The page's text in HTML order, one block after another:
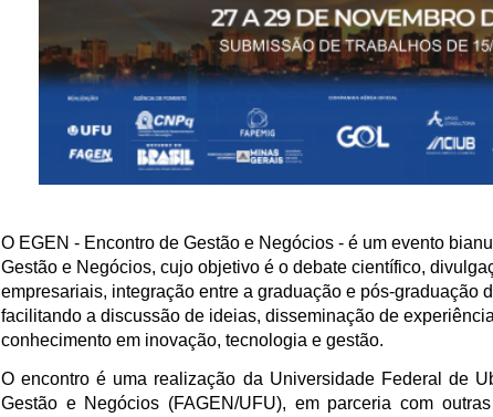
O EGEN - Encontro de Gestão e Negócios - é um evento
Gestão e Negócios, cujo objetivo é o debate científico,
empresariais, integração entre a graduação e pós-graduação
facilitando a discussão de ideias, disseminação de
conhecimento em inovação, tecnologia e gestão.
O encontro é uma realização da Universidade Federal de
Gestão e Negócios (FAGEN/UFU), em parceria com